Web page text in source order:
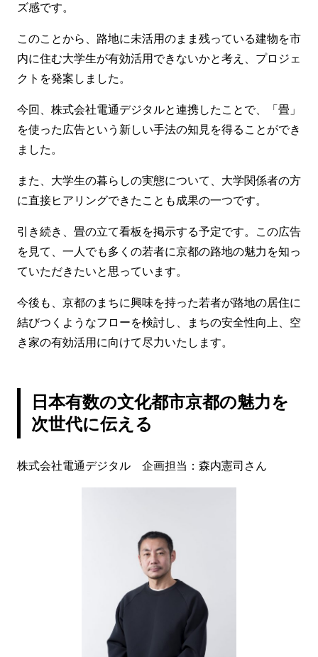
ズ感です。
このことから、路地に未活用のまま残っている建物を市
内に住む大学生が有効活用できないかと考え、プロジェ
クトを発案しました。
今回、株式会社電通デジタルと連携したことで、「畳」
を使った広告という新しい手法の知見を得ることができ
ました。
また、大学生の暮らしの実態について、大学関係者の方
に直接ヒアリングできたことも成果の一つです。
引き続き、畳の立て看板を掲示する予定です。この広告
を見て、一人でも多くの若者に京都の路地の魅力を知っ
ていただきたいと思っています。
今後も、京都のまちに興味を持った若者が路地の居住に
結びつくようなフローを検討し、まちの安全性向上、空
き家の有効活用に向けて尽力いたします。
日本有数の文化都市京都の魅力を
次世代に伝える
株式会社電通デジタル 企画担当：森内憲司さん